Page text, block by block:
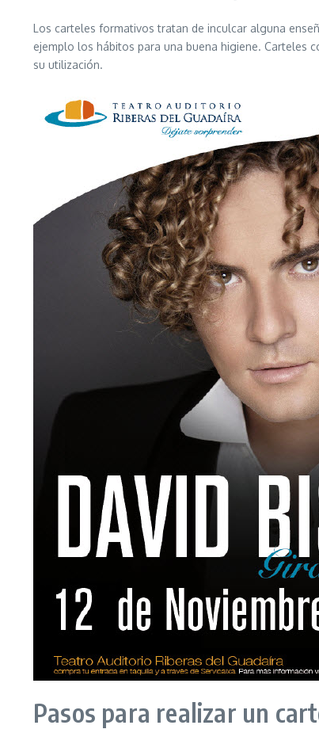
Los carteles formativos tratan de inculcar alguna
ejemplo los hábitos para una buena higiene. Carteles
su utilización.
Pasos para realizar un